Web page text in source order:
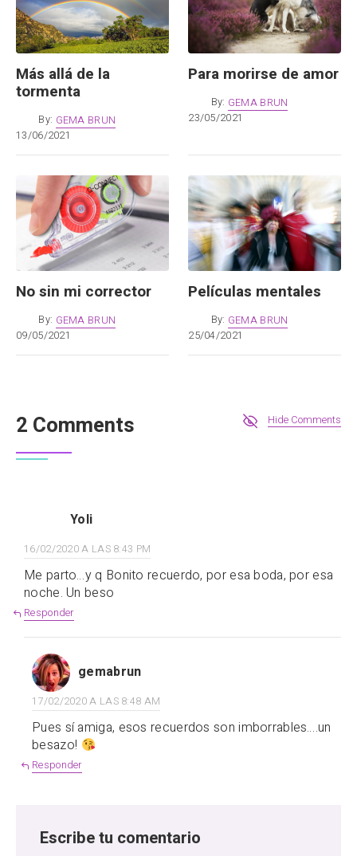
Más allá de la
tormenta
By: GEMA BRUN
13/06/2021
Para morirse de amor
By: GEMA BRUN
23/05/2021
No sin mi corrector
By: GEMA BRUN
09/05/2021
Películas mentales
By: GEMA BRUN
25/04/2021
2 Comments Hide Comments
Yoli
16/02/2020 A LAS 8:43 PM
Me parto…y q Bonito recuerdo, por esa boda, por esa
noche. Un beso
Responder
gemabrun
17/02/2020 A LAS 8:48 AM
Pues sí amiga, esos recuerdos son imborrables….un
besazo!
Responder
Escribe tu comentario